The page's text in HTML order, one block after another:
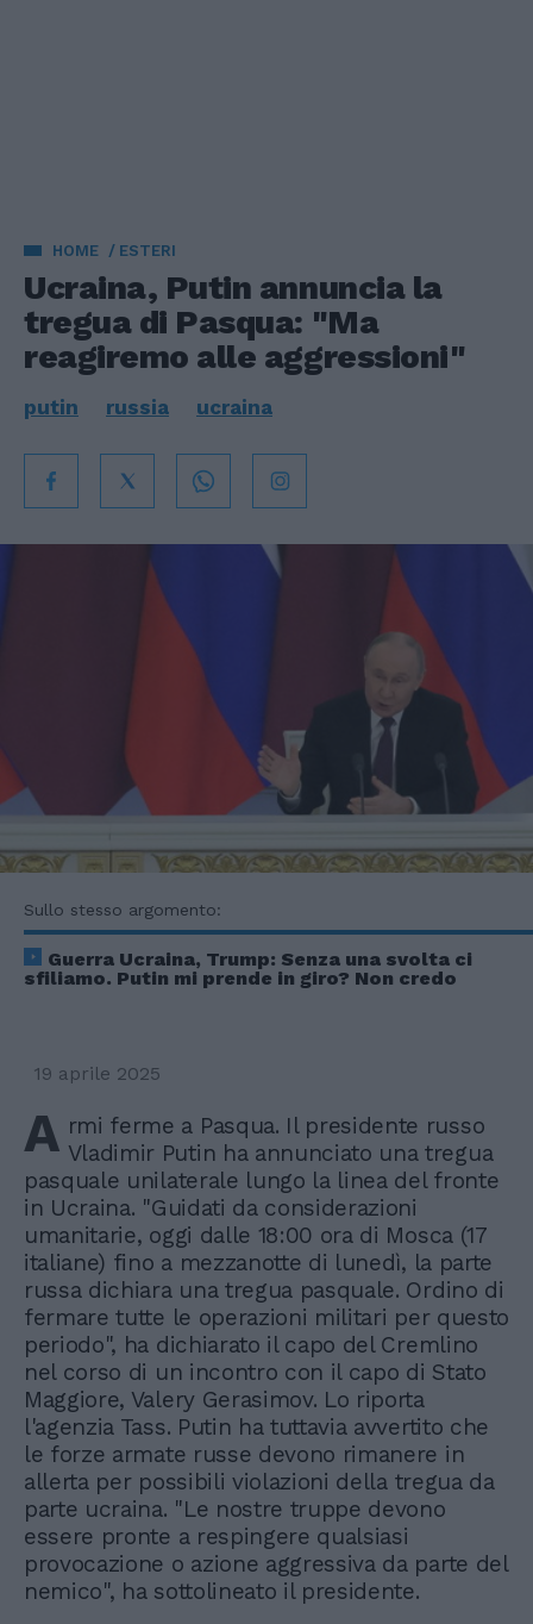
HOME ESTERI
Ucraina, Putin annuncia la
tregua di Pasqua: "Ma
reagiremo alle aggressioni"
putin russia ucraina
Sullo stesso argomento:
Guerra Ucraina, Trump: Senza una svolta ci
sfiliamo. Putin mi prende in giro? Non credo
19 aprile 2025
A rmi ferme a Pasqua. Il presidente russo
Vladimir Putin ha annunciato una tregua
pasquale unilaterale lungo la linea del fronte
in Ucraina. "Guidati da considerazioni
umanitarie, oggi dalle 18:00 ora di Mosca (17
italiane) fino a mezzanotte di lunedì, la parte
russa dichiara una tregua pasquale. Ordino di
fermare tutte le operazioni militari per questo
periodo", ha dichiarato il capo del Cremlino
nel corso di un incontro con il capo di Stato
Maggiore, Valery Gerasimov. Lo riporta
l'agenzia Tass. Putin ha tuttavia avvertito che
le forze armate russe devono rimanere in
allerta per possibili violazioni della tregua da
parte ucraina. "Le nostre truppe devono
essere pronte a respingere qualsiasi
provocazione o azione aggressiva da parte del
nemico", ha sottolineato il presidente.